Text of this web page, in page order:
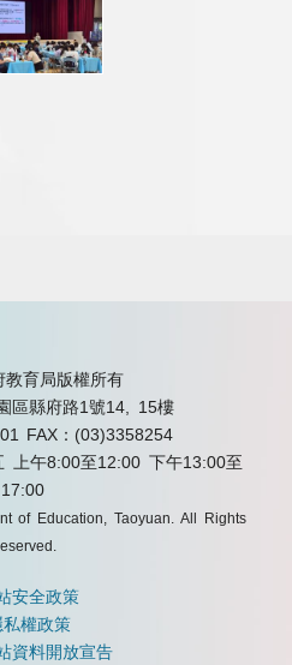
教育局版權所有
區縣府路1號14, 15樓
FAX：(03)3358254
上午8:00至12:00 下午13:00至
17:00
of Education, Taoyuan. All Rights
安全政策
私權政策
資料開放宣告